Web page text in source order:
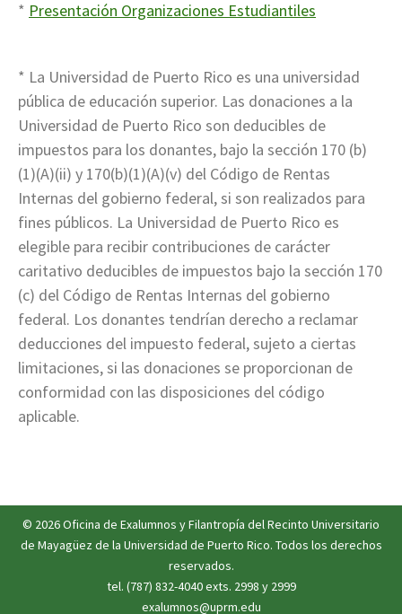
* Presentación Organizaciones Estudiantiles
* La Universidad de Puerto Rico es una universidad
pública de educación superior. Las donaciones a la
Universidad de Puerto Rico son deducibles de
impuestos para los donantes, bajo la sección 170 (b)
(1)(A)(ii) y 170(b)(1)(A)(v) del Código de Rentas
Internas del gobierno federal, si son realizados para
fines públicos. La Universidad de Puerto Rico es
elegible para recibir contribuciones de carácter
caritativo deducibles de impuestos bajo la sección 170
(c) del Código de Rentas Internas del gobierno
federal. Los donantes tendrían derecho a reclamar
deducciones del impuesto federal, sujeto a ciertas
limitaciones, si las donaciones se proporcionan de
conformidad con las disposiciones del código
aplicable.
© 2026Oficina de Exalumnos y Filantropía delRecinto Universitario
de Mayagüezde la Universidad de Puerto Rico. Todos los derechos
reservados.
tel. (787) 832-4040 exts. 2998 y 2999
exalumnos@uprm.edu